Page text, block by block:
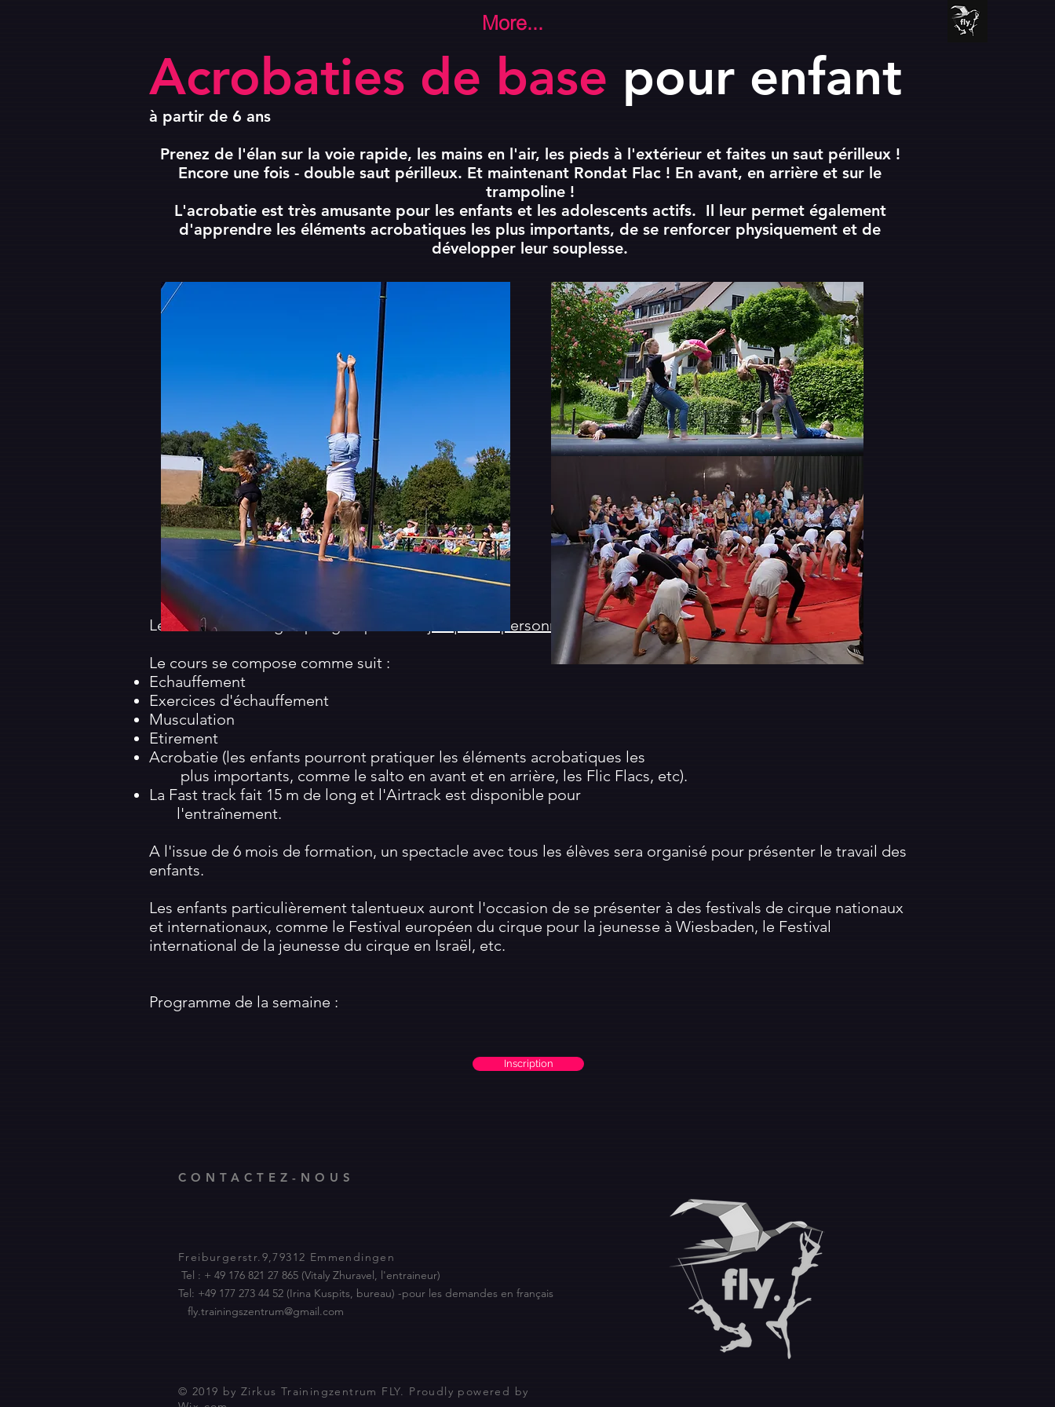
More...
Acrobaties de base pour enfant
à partir de 6 ans​
Prenez de l'élan sur la voie rapide, les mains en l'air, les pieds à l'extérieur et faites un saut périlleux !
Encore une fois - double saut périlleux. Et maintenant Rondat Flac ! En avant, en arrière et sur le
trampoline !
L'acrobatie est très amusante pour les enfants et les adolescents actifs. Il leur permet également
d'apprendre les éléments acrobatiques les plus importants, de se renforcer physiquement et de
développer leur souplesse.
Le cours est enseigné par groupe allant jusqu'à 15 personnes .
Le cours se compose comme suit :
Echauffement
Exercices d'échauffement
Musculation
Etirement
Acrobatie (les enfants pourront pratiquer les éléments acrobatiques les
plus importants, comme le salto en avant et en arrière, les Flic Flacs, etc).​
La Fast track fait 15 m de long et l'Airtrack est disponible pour
l'entraînement.
A l'issue de 6 mois de formation, un spectacle avec tous les élèves sera organisé pour présenter le travail des
enfants.
Les enfants particulièrement talentueux auront l'occasion de se présenter à des festivals de cirque nationaux
et internationaux, comme le Festival européen du cirque pour la jeunesse à Wiesbaden, le Festival
international de la jeunesse du cirque en Israël, etc.
Programme de la semaine :
Inscription
CONTACTEZ-NOUS
Freiburgerstr.9​,79312 Emmendingen
Tel : + 49 176 821 27 865 (Vitaly Zhuravel, l'entraineur)
Tel: +49 177 273 44 52 (Irina Kuspits, bureau) -pour les demandes en français
fly.trainingszentrum@gmail.com
© 2019 by Zirkus Trainingzentrum FLY. Proudly powered by